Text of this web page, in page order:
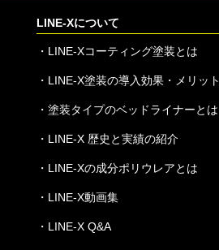
LINE-Xについて
・ LINE-Xコーティング塗装とは
・ LINE-X塗装の導入効果・メリット
・ 塗装タイプのベッドライナーとは
・ LINE-X 歴史と実績の紹介
・ LINE-Xの成分ポリウレアとは
・ LINE-X動画集
・ LINE-X Q&A